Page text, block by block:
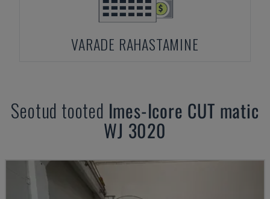
VARADE RAHASTAMINE
Seotud tooted Imes-Icore CUT matic
WJ 3020